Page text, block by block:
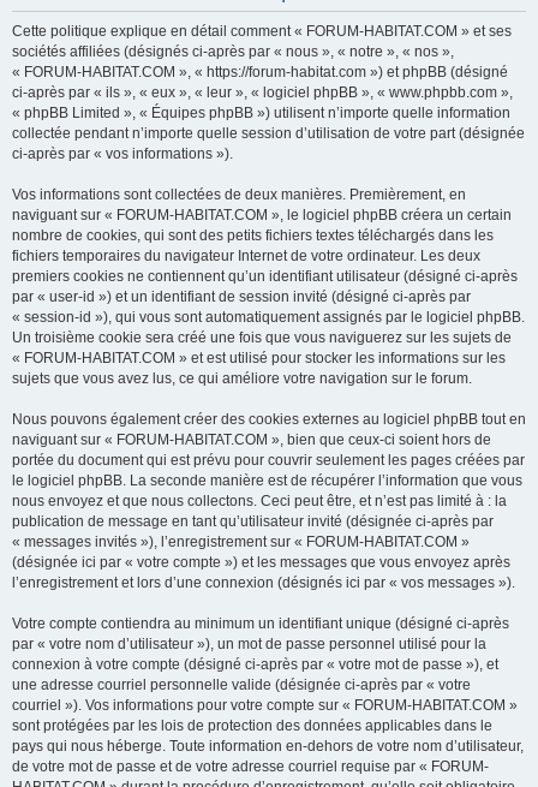
Cette politique explique en détail comment « FORUM-HABITAT.COM » et ses
sociétés affiliées (désignés ci-après par « nous », « notre », « nos »,
« FORUM-HABITAT.COM », « https://forum-habitat.com ») et phpBB (désigné
ci-après par « ils », « eux », « leur », « logiciel phpBB », « www.phpbb.com »,
« phpBB Limited », « Équipes phpBB ») utilisent n’importe quelle information
collectée pendant n’importe quelle session d’utilisation de votre part (désignée
ci-après par « vos informations »).
Vos informations sont collectées de deux manières. Premièrement, en
naviguant sur « FORUM-HABITAT.COM », le logiciel phpBB créera un certain
nombre de cookies, qui sont des petits fichiers textes téléchargés dans les
fichiers temporaires du navigateur Internet de votre ordinateur. Les deux
premiers cookies ne contiennent qu’un identifiant utilisateur (désigné ci-après
par « user-id ») et un identifiant de session invité (désigné ci-après par
« session-id »), qui vous sont automatiquement assignés par le logiciel phpBB.
Un troisième cookie sera créé une fois que vous naviguerez sur les sujets de
« FORUM-HABITAT.COM » et est utilisé pour stocker les informations sur les
sujets que vous avez lus, ce qui améliore votre navigation sur le forum.
Nous pouvons également créer des cookies externes au logiciel phpBB tout en
naviguant sur « FORUM-HABITAT.COM », bien que ceux-ci soient hors de
portée du document qui est prévu pour couvrir seulement les pages créées par
le logiciel phpBB. La seconde manière est de récupérer l’information que vous
nous envoyez et que nous collectons. Ceci peut être, et n’est pas limité à : la
publication de message en tant qu’utilisateur invité (désignée ci-après par
« messages invités »), l’enregistrement sur « FORUM-HABITAT.COM »
(désignée ici par « votre compte ») et les messages que vous envoyez après
l’enregistrement et lors d’une connexion (désignés ici par « vos messages »).
Votre compte contiendra au minimum un identifiant unique (désigné ci-après
par « votre nom d’utilisateur »), un mot de passe personnel utilisé pour la
connexion à votre compte (désigné ci-après par « votre mot de passe »), et
une adresse courriel personnelle valide (désignée ci-après par « votre
courriel »). Vos informations pour votre compte sur « FORUM-HABITAT.COM »
sont protégées par les lois de protection des données applicables dans le
pays qui nous héberge. Toute information en-dehors de votre nom d’utilisateur,
de votre mot de passe et de votre adresse courriel requise par « FORUM-